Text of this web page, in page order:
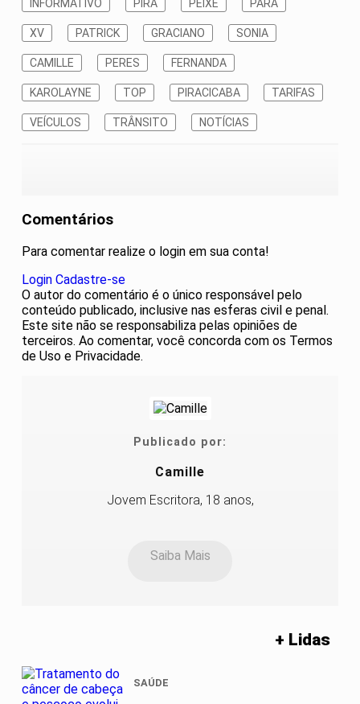
INFORMATIVO PIRA PEIXE PARA
XV PATRICK GRACIANO SONIA
CAMILLE PERES FERNANDA
KAROLAYNE TOP PIRACICABA TARIFAS
VEÍCULOS TRÂNSITO NOTÍCIAS
Comentários
Para comentar realize o login em sua conta!
Login Cadastre-se
O autor do comentário é o único responsável pelo
conteúdo publicado, inclusive nas esferas civil e penal.
Este site não se responsabiliza pelas opiniões de
terceiros. Ao comentar, você concorda com os Termos
de Uso e Privacidade.
Publicado por:
Camille
Jovem Escritora, 18 anos,
Saiba Mais
+ Lidas
SAÚDE